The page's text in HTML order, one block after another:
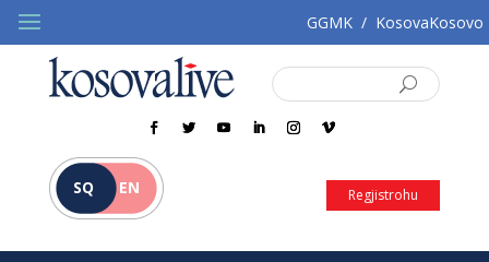
GGMK / KosovaKosovo
SQ EN Regjistrohu